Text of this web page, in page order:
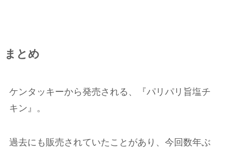
まとめ
ケンタッキーから発売される、『パリパリ旨塩チ
キン』。
過去にも販売されていたことがあり、今回数年ぶ